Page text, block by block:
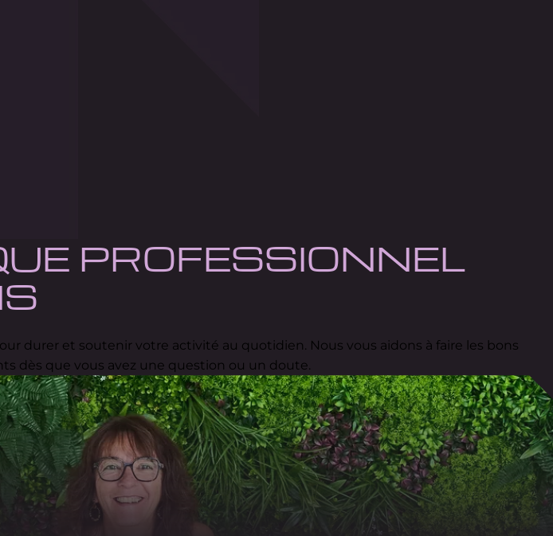
PROFESSIONNEL
durer et soutenir votre activité au quotidien. Nous vous aidons à faire les bons
dès que vous avez une question ou un doute.